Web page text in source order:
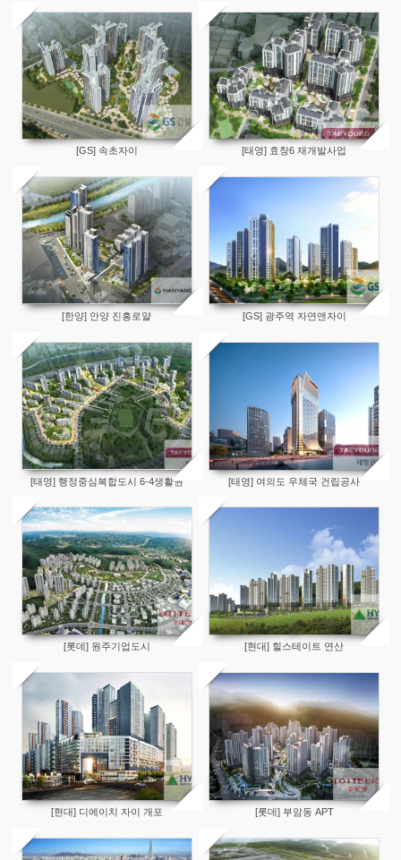
[GS] 속초자이 [태영] 효창6 재개발사업
[한양] 안양 진흥로얄 [GS] 광주역 자연앤자이
[태영] 행정중심복합도시 6-4생활권 [태영] 여의도 우체국 건립공사
[롯데] 원주기업도시 [현대] 힐스테이트 연산
[현대] 디에이치 자이 개포 [롯데] 부암동 APT